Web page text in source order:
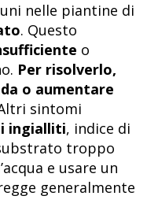
nelle piantine di
. Questo
o
Per risolverlo,
o aumentare
sintomi
ingialliti, indice di
troppo
e usare un
generalmente